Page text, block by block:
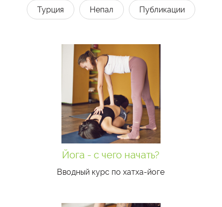
Турция Непал Публикации
Йога - с чего начать?
Ввод­ный курс по хатха-йо­ге